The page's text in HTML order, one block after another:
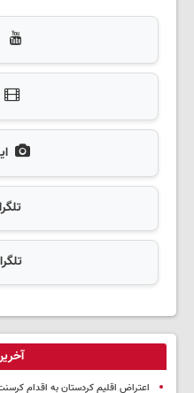
اعتراض اقلیم کردستان به اقدام کرسنت